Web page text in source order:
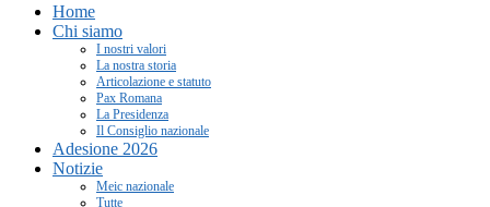
Home
Chi siamo
I nostri valori
La nostra storia
Articolazione e statuto
Pax Romana
La Presidenza
Il Consiglio nazionale
Adesione 2026
Notizie
Meic nazionale
Tutte